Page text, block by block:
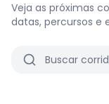
Veja as próximas
datas, percursos e